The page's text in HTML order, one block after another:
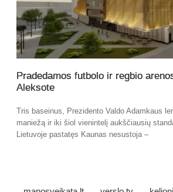
Pradedamos futbolo ir regbio
Aleksote
Tris baseinus, Prezidento Valdo Adamkaus
maniežą ir iki šiol vienintelį aukščiausių
Lietuvoje pastatęs Kaunas nesustoja –